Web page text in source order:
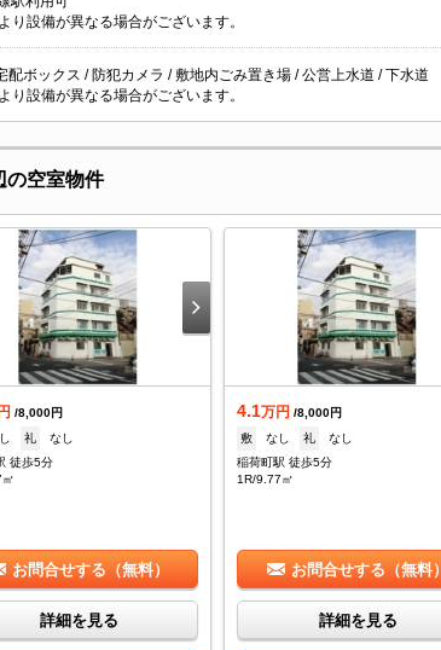
り設備が異なる場合がございます。
配ボックス / 防犯カメラ / 敷地内ごみ置き場 / 公営上水道 / 下水道
り設備が異なる場合がございます。
の空室物件
/8,000円
礼
なし
徒歩5分
お問合せする（無料）
詳細を見る
4.1万円 /8,000円
敷
なし 礼
なし
稲荷町駅 徒歩5分
1R/9.77㎡
お問合せする（無料）
詳細を見る